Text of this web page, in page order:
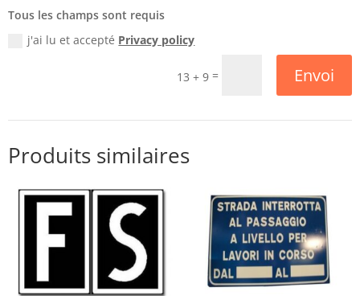
Tous les champs sont requis
j'ai lu et accepté Privacy policy
13 + 9 = Envoi
Produits similaires